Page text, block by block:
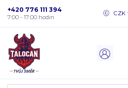
CZK
+420 776 111 394
7:00 - 17:00 hodin